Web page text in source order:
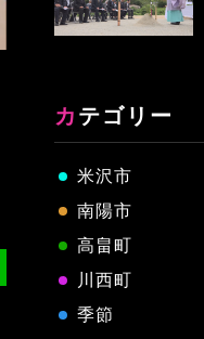
カテゴリー
米沢市
南陽市
高畠町
川西町
季節